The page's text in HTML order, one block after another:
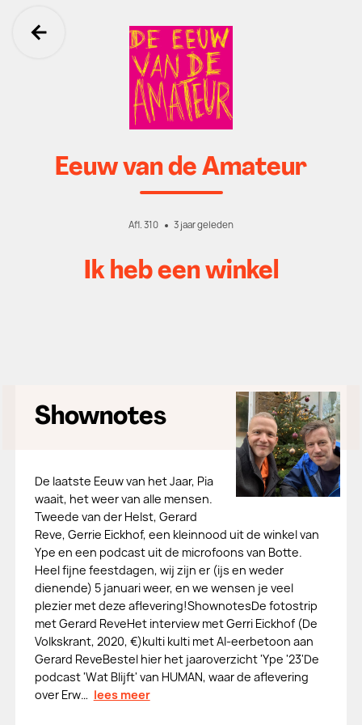
Ga terug
Eeuw van de Amateur
Afl. 310 3 jaar geleden
Ik heb een winkel
Shownotes
De laatste Eeuw van het Jaar, Pia
waait, het weer van alle mensen.
Tweede van der Helst, Gerard
Reve, Gerrie Eickhof, een kleinnood uit de winkel van
Ype en een podcast uit de microfoons van Botte.
Heel fijne feestdagen, wij zijn er (ijs en weder
dienende) 5 januari weer, en we wensen je veel
plezier met deze aflevering!ShownotesDe fotostrip
met Gerard ReveHet interview met Gerri Eickhof (De
Volkskrant, 2020, €)kulti kulti met AI-eerbetoon aan
Gerard ReveBestel hier het jaaroverzicht 'Ype '23'De
podcast 'Wat Blijft' van HUMAN, waar de aflevering
over Erw… lees meer